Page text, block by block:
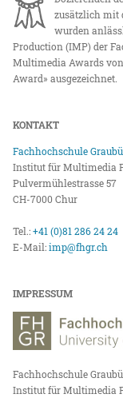
zusätzlich mit
wurden
Production (IMP) der
Multimedia Awards
Award» ausgezeichnet.
KONTAKT
Fachhochschule
Institut für Multimedia
Pulvermühlestrasse 57
CH-7000 Chur
Tel.:+41 (0)81 286 24 24
E-Mail:imp@fhgr.ch
IMPRESSUM
Fachhochschule
Institut für Multimedia